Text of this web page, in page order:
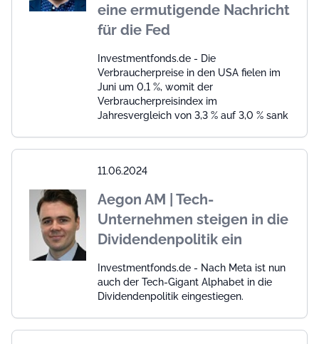
eine ermutigende Nachricht
für die Fed
Investmentfonds.de - Die
Verbraucherpreise in den USA fielen im
Juni um 0,1 %, womit der
Verbraucherpreisindex im
Jahresvergleich von 3,3 % auf 3,0 % sank
11.06.2024
Aegon AM | Tech-
Unternehmen steigen in die
Dividendenpolitik ein
Investmentfonds.de - Nach Meta ist nun
auch der Tech-Gigant Alphabet in die
Dividendenpolitik eingestiegen.